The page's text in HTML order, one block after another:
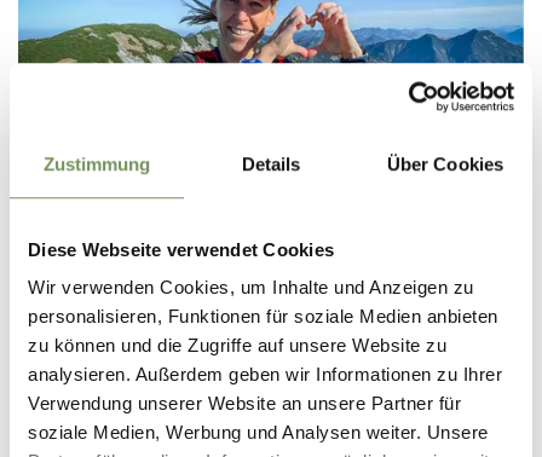
Zustimmung Details Über Cookies
Diese Webseite verwendet Cookies
Wir verwenden Cookies, um Inhalte und Anzeigen zu
personalisieren, Funktionen für soziale Medien anbieten
zu können und die Zugriffe auf unsere Website zu
analysieren. Außerdem geben wir Informationen zu Ihrer
Verwendung unserer Website an unsere Partner für
soziale Medien, Werbung und Analysen weiter. Unsere
CINDY HAASE, DEINE BETREUUNG VOR ORT